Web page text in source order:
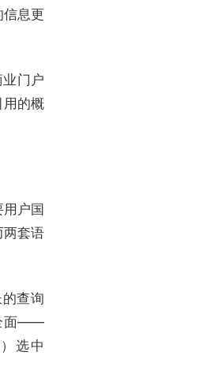
息更
门户
的概
户国
套语
查询
面——
选中